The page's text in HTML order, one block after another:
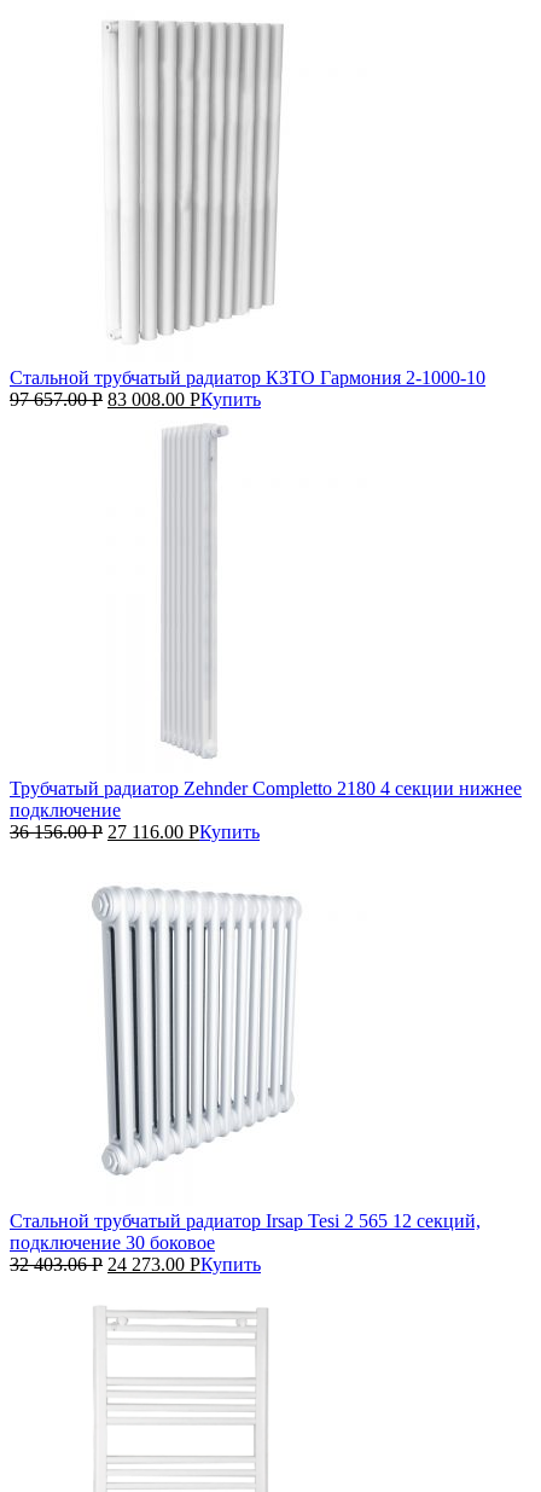
Стальной трубчатый радиатор КЗТО Гармония 2‑1000‑10
97 657.00Р 83 008.00 РКупить
Трубчатый радиатор Zehnder Completto 2180 4 секции нижнее
подключение
36 156.00Р 27 116.00 РКупить
Стальной трубчатый радиатор Irsap Tesi 2 565 12 секций,
подключение 30 боковое
32 403.06Р 24 273.00 РКупить